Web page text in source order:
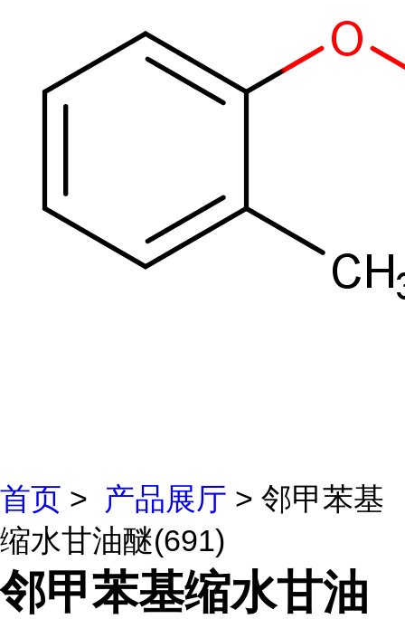
首页 > 产品展厅 > 邻甲苯基
缩水甘油醚(691)
邻甲苯基缩水甘油